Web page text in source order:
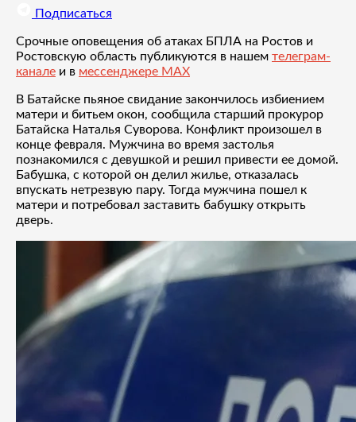
Подписаться
Срочные оповещения об атаках БПЛА на Ростов и
Ростовскую область публикуются в нашем телеграм-
канале и в мессенджере MAX
В Батайске пьяное свидание закончилось избиением
матери и битьем окон, сообщила старший прокурор
Батайска Наталья Суворова. Конфликт произошел в
конце февраля. Мужчина во время застолья
познакомился с девушкой и решил привести ее домой.
Бабушка, с которой он делил жилье, отказалась
впускать нетрезвую пару. Тогда мужчина пошел к
матери и потребовал заставить бабушку открыть
дверь.